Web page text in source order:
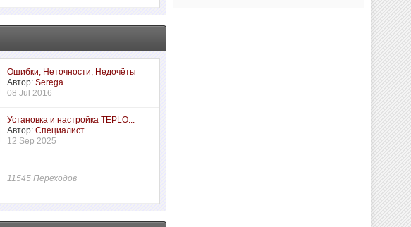
Ошибки, Неточности, Недочёты
Автор:Serega
08 Jul 2016
Установка и настройка TEPLO...
Автор:Специалист
12 Sep 2025
11545 Переходов